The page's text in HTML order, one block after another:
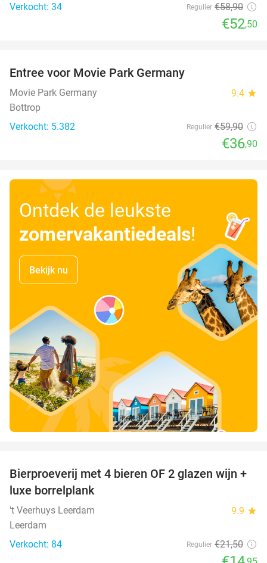
Verkocht: 34
Regulier €58,90
€52,50
Entree voor Movie Park Germany
Movie Park Germany 9.4 star
Bottrop
Verkocht: 5.382
Regulier €59,90
€36,90
Ontdek de leukste
zomervakantiedeals!
Bekijk nu
30%
Bierproeverij met 4 bieren OF 2 glazen wijn +
luxe borrelplank
't Veerhuys Leerdam 9.9 star
Leerdam
Verkocht: 84
Regulier €21,50